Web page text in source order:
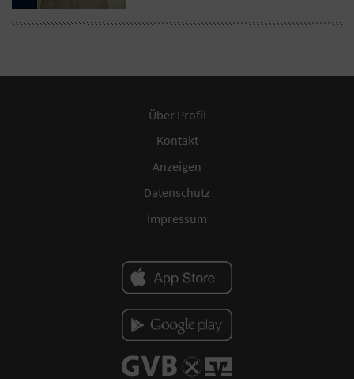
Über Profil
Kontakt
Anzeigen
Datenschutz
Impressum